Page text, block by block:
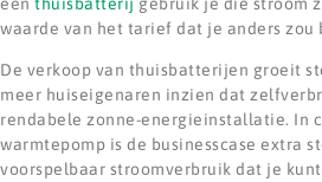
waarde van het tarief dat je anders zou
De verkoop van thuisbatterijen groeit
meer huiseigenaren inzien dat
rendabele zonne-energieinstallatie. In
warmtepomp is de businesscase extra
voorspelbaar stroomverbruik dat je